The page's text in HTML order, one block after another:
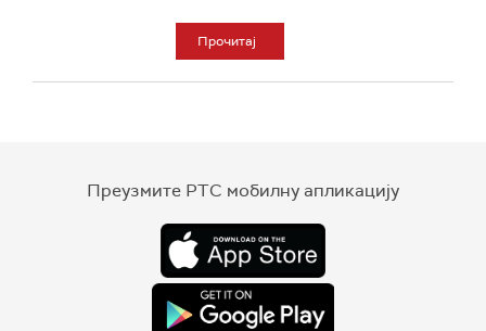
Прочитај
Преузмите РТС мобилну апликацију